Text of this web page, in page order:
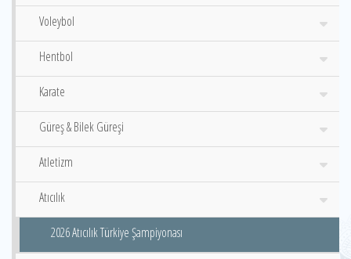
Voleybol
Hentbol
Karate
Güreş & Bilek Güreşi
Atletizm
Atıcılık
2026 Atıcılık Türkiye Şampiyonası